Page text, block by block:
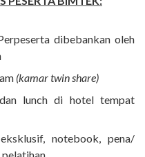
dibebankan oleh
(kamar twin share)
lunch di hotel tempat
notebook, pena/